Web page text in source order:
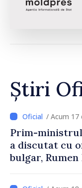
Știri
/ Acum 17
Prim-ministrul
a discutat cu
bulgar, Rumen